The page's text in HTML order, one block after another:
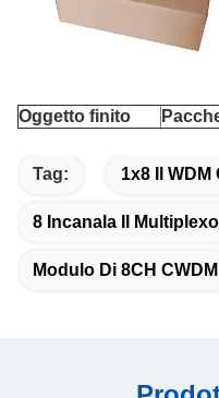
Oggetto finito
Tag: 1x8 Il WDM
8 Incanala Il
Modulo Di 8CH CWDM